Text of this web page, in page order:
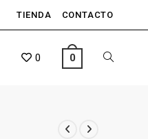
TIENDA CONTACTO
0 0